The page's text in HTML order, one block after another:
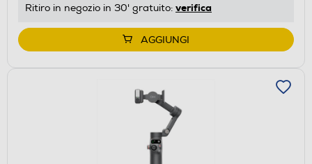
Ritiro in negozio in 30' gratuito: verifica
AGGIUNGI